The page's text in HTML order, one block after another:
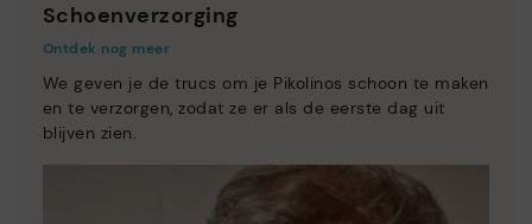
Schoenverzorging
Ontdek nog meer
We geven je de trucs om je Pikolinos schoon te maken
en te verzorgen, zodat ze er als de eerste dag uit
blijven zien.